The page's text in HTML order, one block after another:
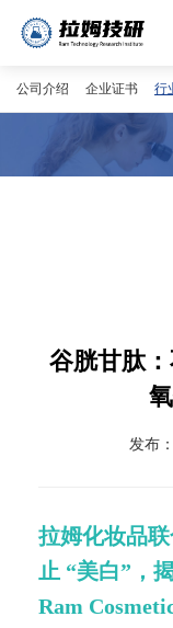
公司介绍 企业证书 行
谷胱甘肽
发布
拉姆化妆品
止 “美白”，
Ram